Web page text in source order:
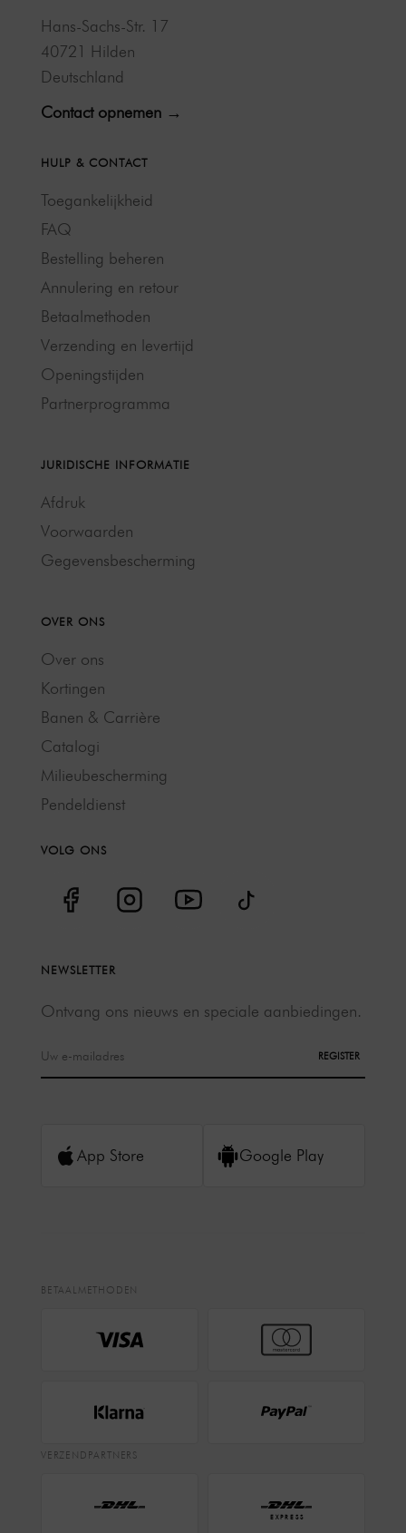
Hans-Sachs-Str. 17
40721 Hilden
Deutschland
Contact opnemen →
HULP & CONTACT
Toegankelijkheid
FAQ
Bestelling beheren
Annulering en retour
Betaalmethoden
Verzending en levertijd
Openingstijden
Partnerprogramma
JURIDISCHE INFORMATIE
Afdruk
Voorwaarden
Gegevensbescherming
OVER ONS
Over ons
Kortingen
Banen & Carrière
Catalogi
Milieubescherming
Pendeldienst
VOLG ONS
NEWSLETTER
Ontvang ons nieuws en speciale aanbiedingen.
REGISTER
App Store Google Play
BETAALMETHODEN
VERZENDPARTNERS
EXPRESS